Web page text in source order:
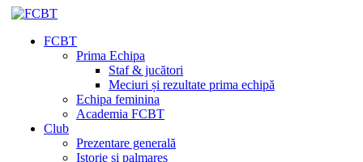
FCBT
Prima Echipa
Staf & jucători
Meciuri și rezultate prima echipă
Echipa feminina
Academia FCBT
Club
Prezentare generală
Istorie și palmares